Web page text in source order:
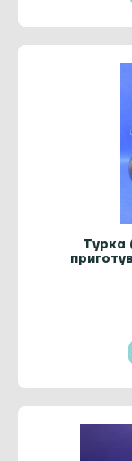
Турка